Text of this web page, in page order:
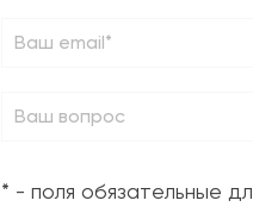
* - поля обязательные